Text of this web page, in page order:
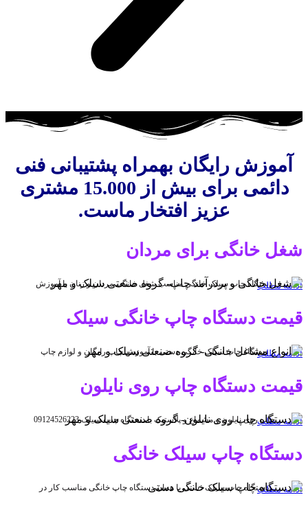
آموزش رایگان بهمراه پشتیبانی فنی
دائمی برای بیش از 15.000 مشتری
عزیز افتخار ماست.
شغل خانگی برای مردان
دستگاه چاپ سیلک خانگی مناسب شغل خانگی مردان و زنان با آموزشادامه مطلب
قیمت دستگاه چاپ خانگی سیلک
دستگاه چاپ سیلک خانگی دستی با آموزش چاپ رایگان و لوازم چاپادامه مطلب
قیمت دستگاه چاپ روی نایلون
چاپ روی نایلون و مشماع و پلاستیک با دستگاه چاپ سیلک 09124526223ادامه مطلب
دستگاه چاپ سیلک خانگی
دستگاه چاپ سیلک دستی یا همان دستگاه چاپ خانگی مناسب کار درادامه مطلب